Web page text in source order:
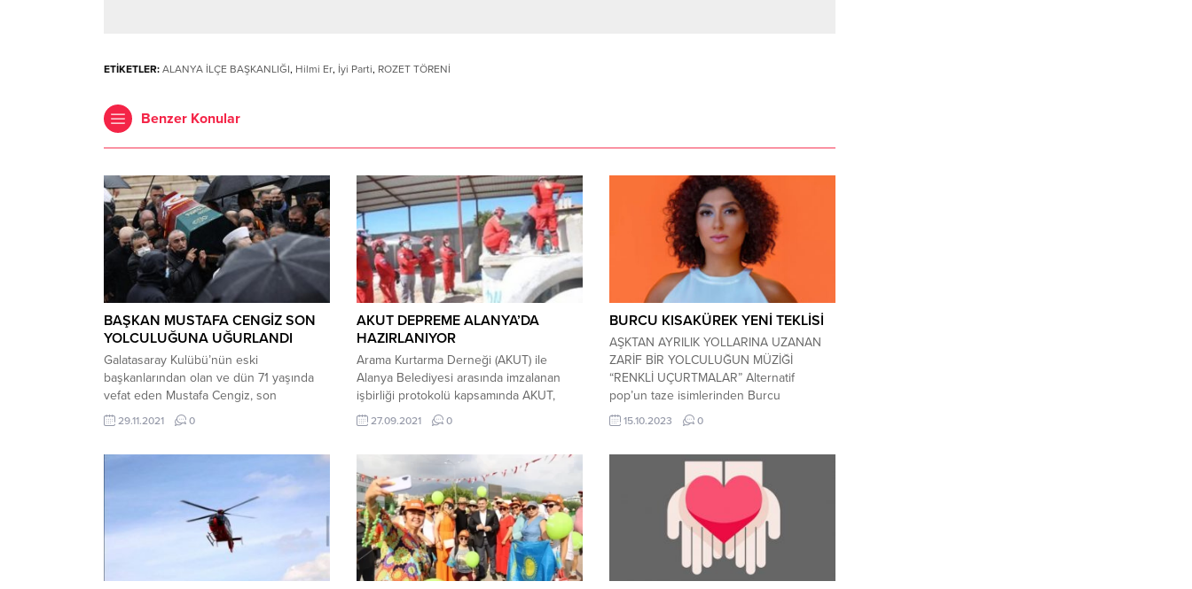
ETİKETLER: ALANYA İLÇE BAŞKANLIĞI, Hilmi Er, İyi Parti, ROZET TÖRENİ
Benzer Konular
BAŞKAN MUSTAFA CENGİZ SON
YOLCULUĞUNA UĞURLANDI
Galatasaray Kulübü’nün eski
başkanlarından olan ve dün 71 yaşında
vefat eden Mustafa Cengiz, son
yolculuğuna uğurlandı. Mustafa Cengiz’in
Marmara Üniversitesi İlahiyat Fakültesi
alındı. Cengiz’in oğlu Sarper Cengiz,
burada taziyeleri kabul etti. İkindi vakti
kılınan cenaze namazına Cengiz’in
yakınlarının yanı sıra;...
29.11.2021 0
AKUT DEPREME ALANYA’DA
HAZIRLANIYOR
Arama Kurtarma Derneği (AKUT) ile
Alanya Belediyesi arasında imzalanan
işbirliği protokolü kapsamında AKUT,
Türkiye genelindeki depremlere hazırlık
tatbikatlarını Alanya’da yapıyor. Alanya
sürecek uygulamalı eğitimler, Alanya
Belediyesi Fen İşleri Müdürlüğü’nün
sağladığı parkurlarda gerçekleştiriliyor.
Alanya Belediyesi personellerinin de yer
aldığı eğitim parkurunda, AKUT ekipleri
birbirinden zorlu uygulamalarla...
27.09.2021 0
BURCU KISAKÜREK YENİ TEKLİSİ
AŞKTAN AYRILIK YOLLARINA UZANAN
ZARİF BİR YOLCULUĞUN MÜZİĞİ
“RENKLİ UÇURTMALAR” Alternatif
pop’un taze isimlerinden Burcu
Kısakürek yeni teklisi ‘Renkli Uçurtmalar’ı
Gtr Müzik etiketiyle tüm dijital dünyada
düzenlemesi Atıl Aksoy’a ait şarkı
sanatçının uzun aranın ardından peş
peşe yayınlayacağı serinin ilk ürünü.
Renkli Uçurtmalar geleceğe dair...
15.10.2023 0